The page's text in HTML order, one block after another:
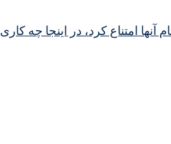
آنها امتناع کرد، در اینجا چه کاری